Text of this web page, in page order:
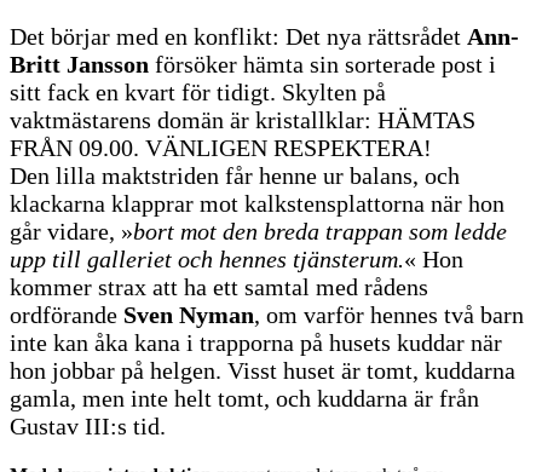
Det börjar med en konflikt: Det nya rättsrådet Ann-
Britt Jansson försöker hämta sin sorterade post i
sitt fack en kvart för tidigt. Skylten på
vaktmästarens domän är kristallklar: HÄMTAS
FRÅN 09.00. VÄNLIGEN RESPEKTERA!
Den lilla maktstriden får henne ur balans, och
klackarna klapprar mot kalkstensplattorna när hon
går vidare, »bort mot den breda trappan som ledde
upp till galleriet och hennes tjänsterum.« Hon
kommer strax att ha ett samtal med rådens
ordförande Sven Nyman, om varför hennes två barn
inte kan åka kana i trapporna på husets kuddar när
hon jobbar på helgen. Visst huset är tomt, kuddarna
gamla, men inte helt tomt, och kuddarna är från
Gustav III:s tid.